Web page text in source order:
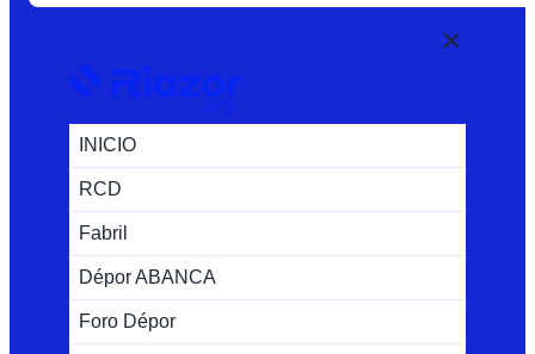
INICIO
RCD
Fabril
Dépor ABANCA
Foro Dépor